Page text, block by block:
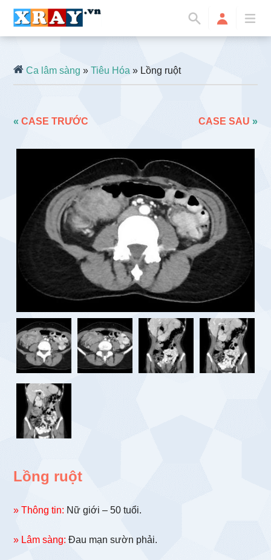
Ca lâm sàng »Tiêu Hóa » Lồng ruột
«CASE TRƯỚC CASE SAU »
Lồng ruột
» Thông tin: Nữ giới – 50 tuổi.
» Lâm sàng: Đau mạn sườn phải.